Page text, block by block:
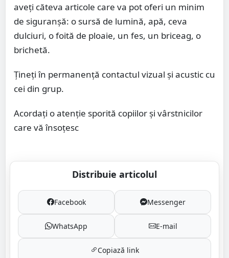
aveți căteva articole care va pot oferi un minim
de siguranșă: o sursă de lumină, apă, ceva
dulciuri, o foită de ploaie, un fes, un briceag, o
brichetă.
Țineți în permanență contactul vizual și acustic cu
cei din grup.
Acordați o atenție sporită copiilor și vârstnicilor
care vă însoțesc
Distribuie articolul
Facebook Messenger
WhatsApp E-mail
Copiază link